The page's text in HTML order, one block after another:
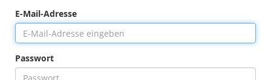
E-Mail-Adresse
Passwort